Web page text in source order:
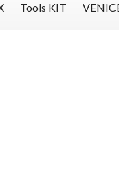
Tools KIT